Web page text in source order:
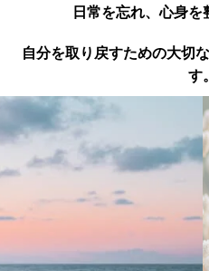
日常を忘れ、心身
自分を取り戻すための大切
す。